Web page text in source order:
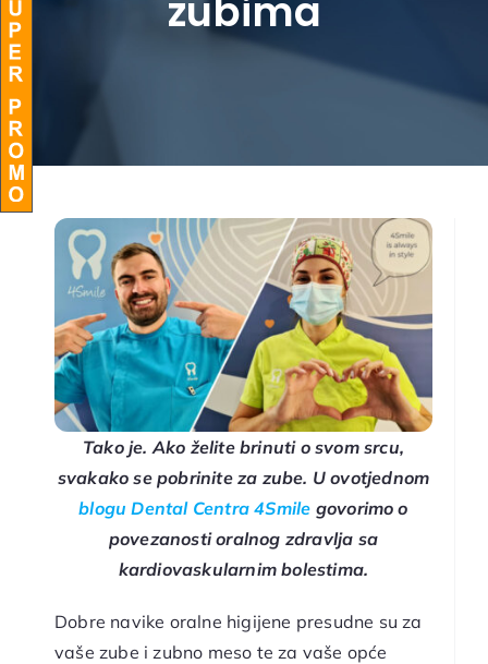
zubima
Tako je. Ako želite brinuti o svom srcu,
svakako se pobrinite za zube. U ovotjednom
blogu Dental Centra 4Smile govorimo o
povezanosti oralnog zdravlja sa
kardiovaskularnim bolestima.
Dobre navike oralne higijene presudne su za
vaše zube i zubno meso te za vaše opće